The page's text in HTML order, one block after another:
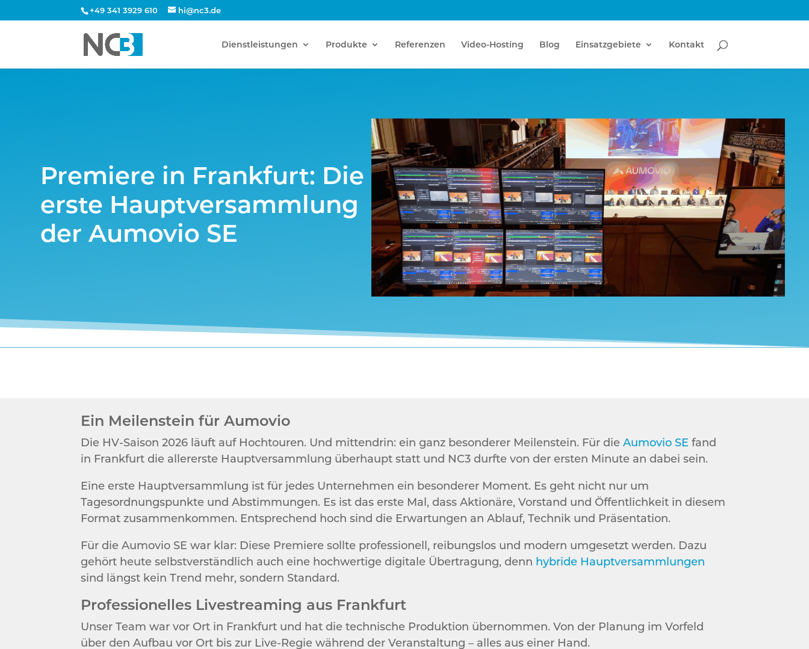
+49 341 3929 610 hi@nc3.de
Dienstleistungen Produkte Referenzen Video-Hosting Blog Einsatzgebiete Kontakt
Premiere in Frankfurt: Die
erste Hauptversammlung
der Aumovio SE
Ein Meilenstein für Aumovio
Die HV-Saison 2026 läuft auf Hochtouren. Und mittendrin: ein ganz besonderer Meilenstein. Für dieAumovio SE fand
in Frankfurt die allererste Hauptversammlung überhaupt statt und NC3 durfte von der ersten Minute an dabei sein.
Eine erste Hauptversammlung ist für jedes Unternehmen ein besonderer Moment. Es geht nicht nur um
Tagesordnungspunkte und Abstimmungen. Es ist das erste Mal, dass Aktionäre, Vorstand und Öffentlichkeit in diesem
Format zusammenkommen. Entsprechend hoch sind die Erwartungen an Ablauf, Technik und Präsentation.
Für die Aumovio SE war klar: Diese Premiere sollte professionell, reibungslos und modern umgesetzt werden. Dazu
gehört heute selbstverständlich auch eine hochwertige digitale Übertragung, denn hybride Hauptversammlungen
sind längst kein Trend mehr, sondern Standard.
Professionelles Livestreaming aus Frankfurt
Unser Team war vor Ort in Frankfurt und hat die technische Produktion übernommen. Von der Planung im Vorfeld
über den Aufbau vor Ort bis zur Live-Regie während der Veranstaltung – alles aus einer Hand.